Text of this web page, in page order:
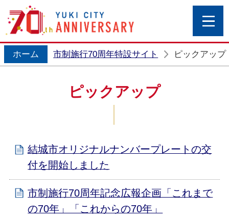
結城
ホーム 市制施行70周年特設サイト ピックアップ
ピックアップ
結城市オリジナルナンバープレートの交
付を開始しました
市制施行70周年記念広報企画「これまで
の70年」「これからの70年」